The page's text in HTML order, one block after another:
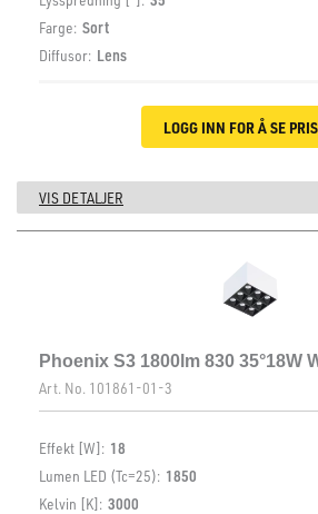
Farge: Sort
Diffusor: Lens
LOGG INN FOR Å SE
VIS DETALJER
Phoenix S3 1800lm 830 35°18W
Art. No. 101861-01-3
Effekt [W]: 18
Lumen LED (Tc=25): 1850
Kelvin [K]: 3000